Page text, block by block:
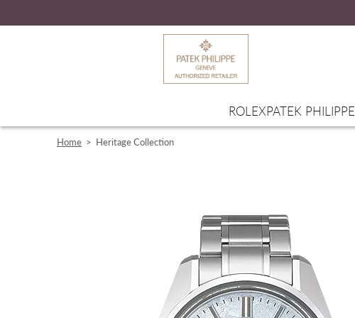
ROLEXPATEK PHILIPPE
Home > Heritage Collection